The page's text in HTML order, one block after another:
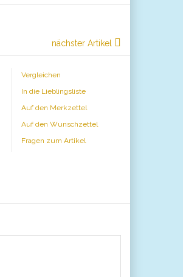
nächster Artikel
Vergleichen
In die Lieblingsliste
Auf den Merkzettel
Auf den Wunschzettel
Fragen zum Artikel